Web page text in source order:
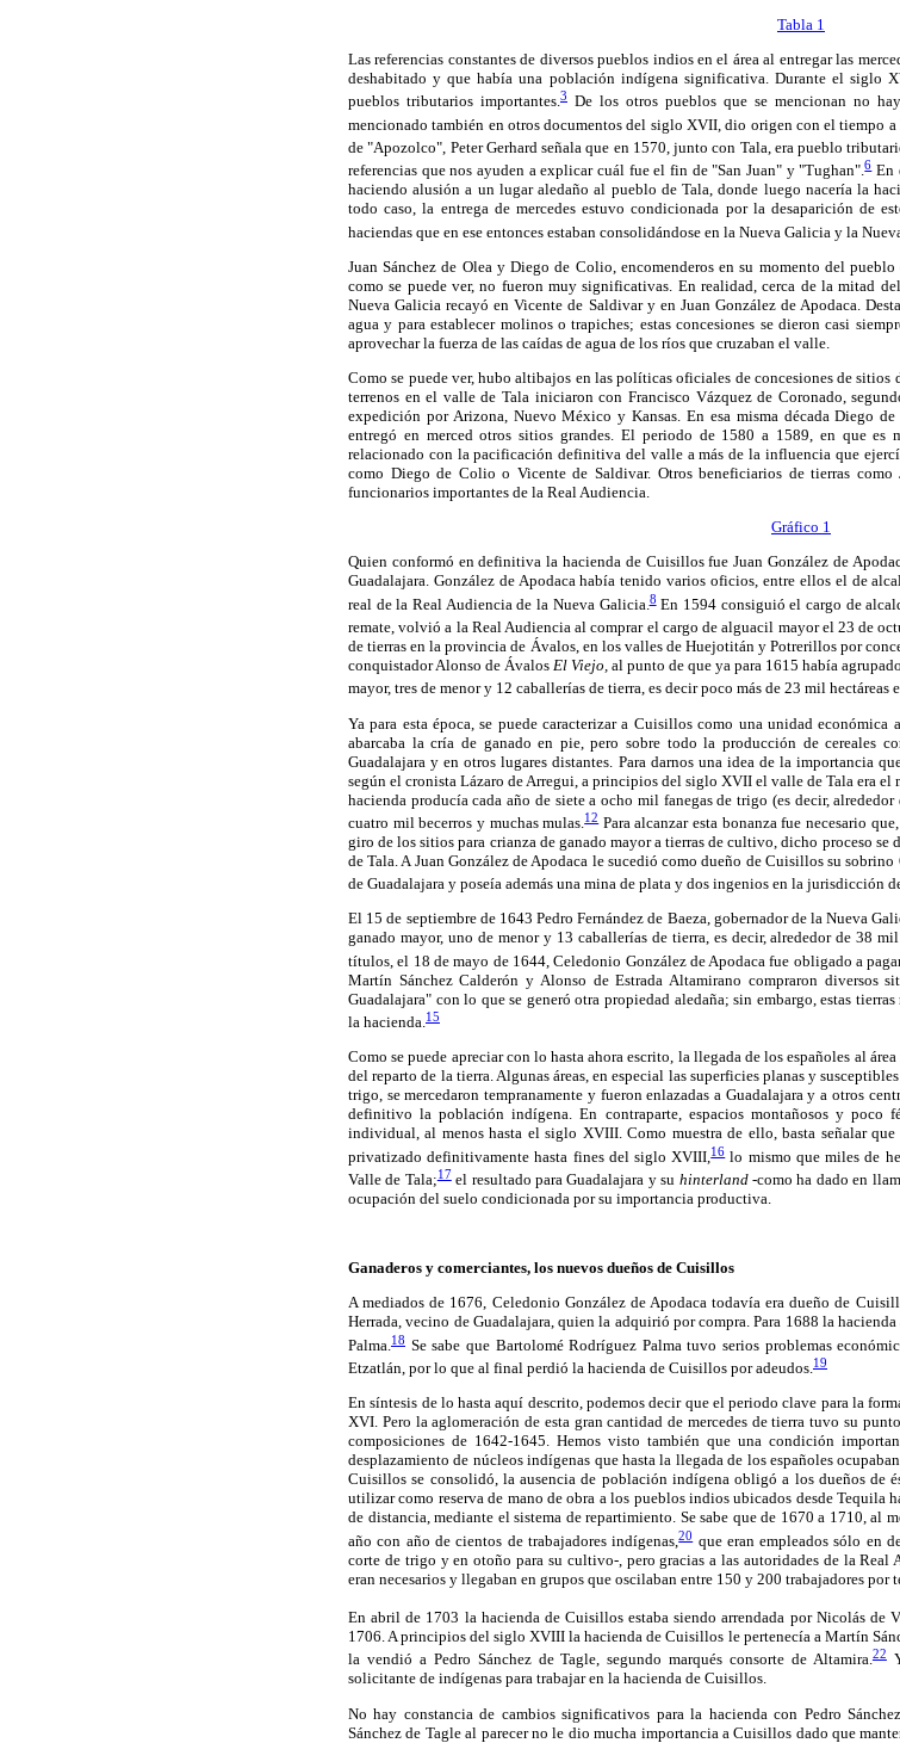
Tabla 1
Las referencias constantes de diversos pueblos indios en el área al entregar las
deshabitado y que había una población indígena significativa. Durante el siglo
pueblos tributarios importantes.3 De los otros pueblos que se mencionan no
mencionado también en otros documentos del siglo XVII, dio origen con el tiempo
de "Apozolco", Peter Gerhard señala que en 1570, junto con Tala, era pueblo
referencias que nos ayuden a explicar cuál fue el fin de "San Juan" y "Tughan".6En
haciendo alusión a un lugar aledaño al pueblo de Tala, donde luego nacería la
todo caso, la entrega de mercedes estuvo condicionada por la desaparición de
haciendas que en ese entonces estaban consolidándose en la Nueva Galicia y la
Juan Sánchez de Olea y Diego de Colio, encomenderos en su momento del
como se puede ver, no fueron muy significativas. En realidad, cerca de la mitad
Nueva Galicia recayó en Vicente de Saldivar y en Juan González de Apodaca.
agua y para establecer molinos o trapiches; estas concesiones se dieron casi
aprovechar la fuerza de las caídas de agua de los ríos que cruzaban el valle.
Como se puede ver, hubo altibajos en las políticas oficiales de concesiones de
terrenos en el valle de Tala iniciaron con Francisco Vázquez de Coronado,
expedición por Arizona, Nuevo México y Kansas. En esa misma década Diego
entregó en merced otros sitios grandes. El periodo de 1580 a 1589, en que es
relacionado con la pacificación definitiva del valle a más de la influencia que
como Diego de Colio o Vicente de Saldivar. Otros beneficiarios de tierras
funcionarios importantes de la Real Audiencia.
Gráfico 1
Quien conformó en definitiva la hacienda de Cuisillos fue Juan González de
Guadalajara. González de Apodaca había tenido varios oficios, entre ellos el de
real de la Real Audiencia de la Nueva Galicia.8En 1594 consiguió el cargo de
remate, volvió a la Real Audiencia al comprar el cargo de alguacil mayor el 23 de
de tierras en la provincia de Ávalos, en los valles de Huejotitán y Potrerillos por
conquistador Alonso de Ávalos El Viejo, al punto de que ya para 1615 había
mayor, tres de menor y 12 caballerías de tierra, es decir poco más de 23 mil
Ya para esta época, se puede caracterizar a Cuisillos como una unidad
abarcaba la cría de ganado en pie, pero sobre todo la producción de cereales
Guadalajara y en otros lugares distantes. Para darnos una idea de la importancia
según el cronista Lázaro de Arregui, a principios del siglo XVII el valle de Tala era el
hacienda producía cada año de siete a ocho mil fanegas de trigo (es decir,
cuatro mil becerros y muchas mulas.12Para alcanzar esta bonanza fue necesario
giro de los sitios para crianza de ganado mayor a tierras de cultivo, dicho proceso se
de Tala. A Juan González de Apodaca le sucedió como dueño de Cuisillos su
de Guadalajara y poseía además una mina de plata y dos ingenios en la jurisdicción
El 15 de septiembre de 1643 Pedro Fernández de Baeza, gobernador de la Nueva
ganado mayor, uno de menor y 13 caballerías de tierra, es decir, alrededor de 38
títulos, el 18 de mayo de 1644, Celedonio González de Apodaca fue obligado a
Martín Sánchez Calderón y Alonso de Estrada Altamirano compraron diversos
Guadalajara" con lo que se generó otra propiedad aledaña; sin embargo, estas
la hacienda.15
Como se puede apreciar con lo hasta ahora escrito, la llegada de los españoles al
del reparto de la tierra. Algunas áreas, en especial las superficies planas y
trigo, se mercedaron tempranamente y fueron enlazadas a Guadalajara y a otros
definitivo la población indígena. En contraparte, espacios montañosos y
individual, al menos hasta el siglo XVIII. Como muestra de ello, basta señalar
privatizado definitivamente hasta fines del siglo XVIII,16lo mismo que miles de
Valle de Tala;17el resultado para Guadalajara y su hinterland-como ha dado en
ocupación del suelo condicionada por su importancia productiva.
Ganaderos y comerciantes, los nuevos dueños de Cuisillos
A mediados de 1676, Celedonio González de Apodaca todavía era dueño de
Herrada, vecino de Guadalajara, quien la adquirió por compra. Para 1688 la
Palma. 18 Se sabe que Bartolomé Rodríguez Palma tuvo serios problemas
Etzatlán, por lo que al final perdió la hacienda de Cuisillos por adeudos.19
En síntesis de lo hasta aquí descrito, podemos decir que el periodo clave para la
XVI. Pero la aglomeración de esta gran cantidad de mercedes de tierra tuvo su
composiciones de 1642-1645. Hemos visto también que una condición
desplazamiento de núcleos indígenas que hasta la llegada de los españoles
Cuisillos se consolidó, la ausencia de población indígena obligó a los dueños de
utilizar como reserva de mano de obra a los pueblos indios ubicados desde Tequila
de distancia, mediante el sistema de repartimiento. Se sabe que de 1670 a 1710, al
año con año de cientos de trabajadores indígenas,20que eran empleados sólo en
corte de trigo y en otoño para su cultivo-, pero gracias a las autoridades de la Real
eran necesarios y llegaban en grupos que oscilaban entre 150 y 200 trabajadores por
En abril de 1703 la hacienda de Cuisillos estaba siendo arrendada por Nicolás de
1706. A principios del siglo XVIII la hacienda de Cuisillos le pertenecía a Martín
la vendió a Pedro Sánchez de Tagle, segundo marqués consorte de Altamira.22
solicitante de indígenas para trabajar en la hacienda de Cuisillos.
No hay constancia de cambios significativos para la hacienda con Pedro
Sánchez de Tagle al parecer no le dio mucha importancia a Cuisillos dado que